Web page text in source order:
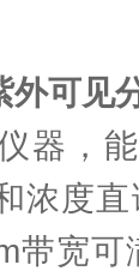
外可见
器，
浓度
带宽